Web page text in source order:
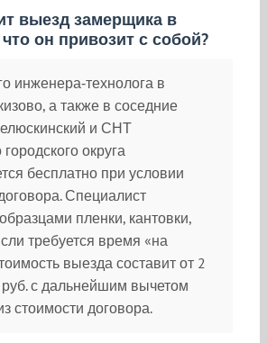
выезд замерщика в
он привозит с собой?
инженера‑технолога в
а также в соседние
и СНТ
округа
бесплатно при условии
Специалист
пленки, кантовки,
требуется время «на
выезда составит от 2
с дальнейшим вычетом
стоимости договора.